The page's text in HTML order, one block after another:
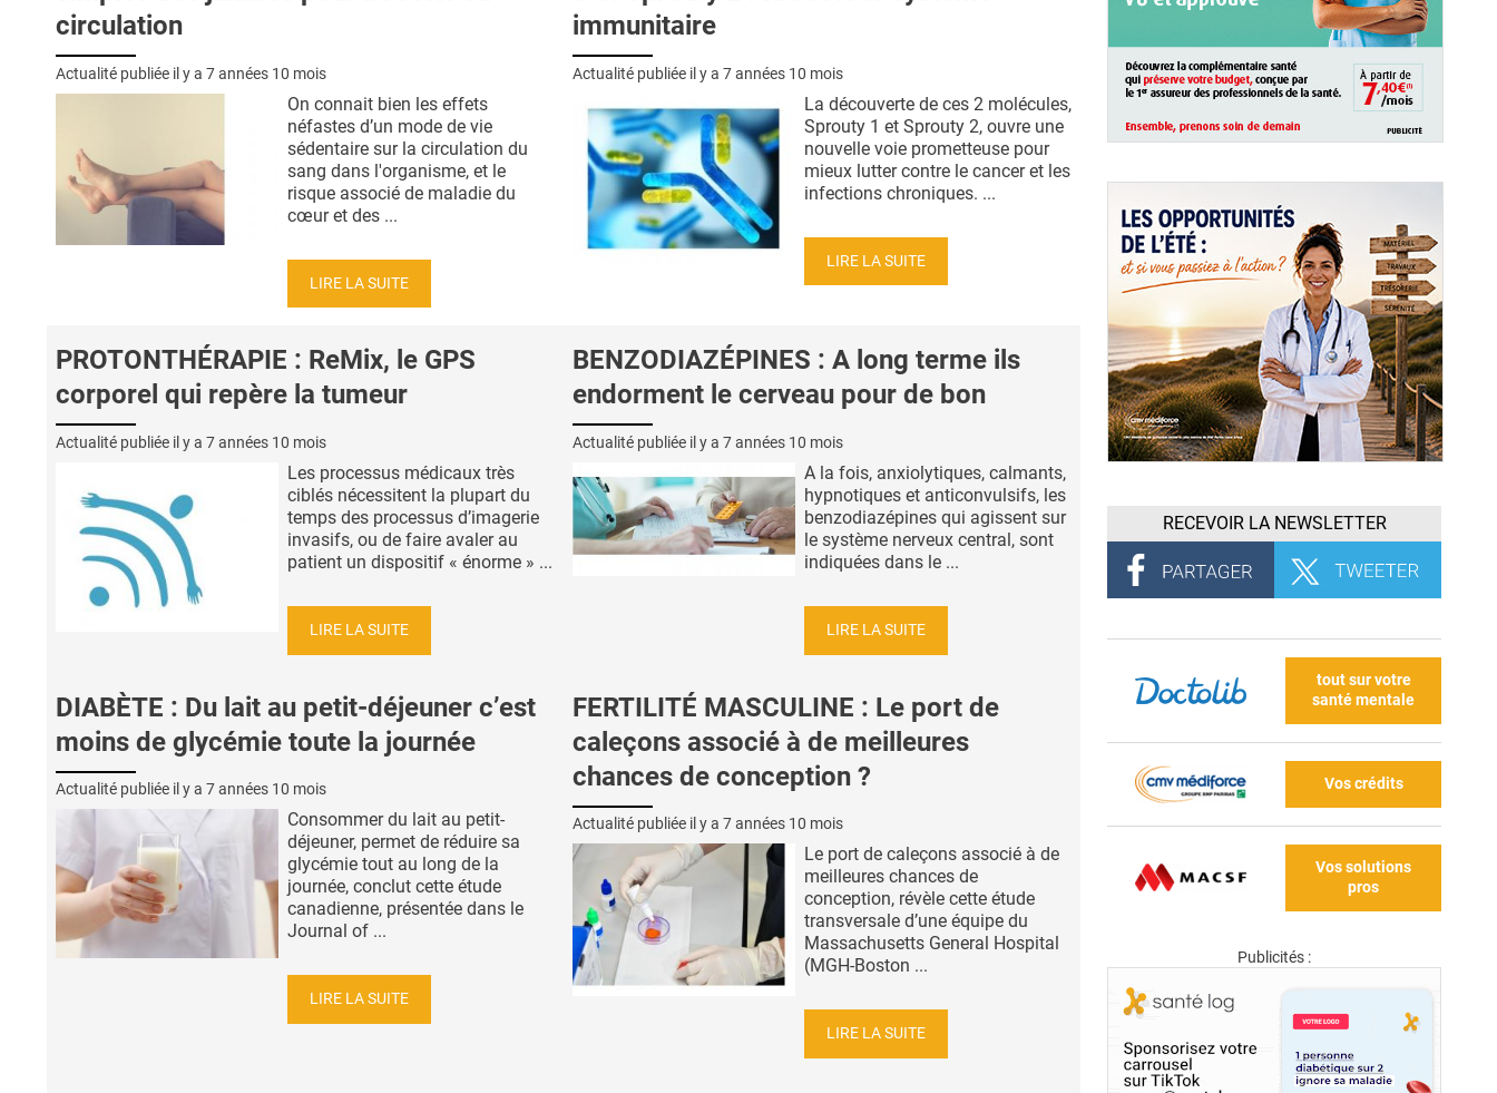
circulation
Actualité publiée il y a 7 années 10 mois
On connait bien les effets
néfastes d’un mode de vie
sédentaire sur la circulation du
sang dans l'organisme, et le
risque associé de maladie du
cœur et des ...
LIRE LA SUITE
immunitaire
Actualité publiée il y a 7 années 10 mois
La découverte de ces 2 molécules,
Sprouty 1 et Sprouty 2, ouvre une
nouvelle voie prometteuse pour
mieux lutter contre le cancer et les
infections chroniques. ...
LIRE LA SUITE
PROTONTHÉRAPIE : ReMix, le GPS
corporel qui repère la tumeur
Actualité publiée il y a 7 années 10 mois
Les processus médicaux très
ciblés nécessitent la plupart du
temps des processus d’imagerie
invasifs, ou de faire avaler au
patient un dispositif « énorme » ...
LIRE LA SUITE
BENZODIAZÉPINES : A long terme ils
endorment le cerveau pour de bon
Actualité publiée il y a 7 années 10 mois
A la fois, anxiolytiques, calmants,
hypnotiques et anticonvulsifs, les
benzodiazépines qui agissent sur
le système nerveux central, sont
indiquées dans le ...
LIRE LA SUITE
DIABÈTE : Du lait au petit-déjeuner c’est
moins de glycémie toute la journée
Actualité publiée il y a 7 années 10 mois
Consommer du lait au petit-
déjeuner, permet de réduire sa
glycémie tout au long de la
journée, conclut cette étude
canadienne, présentée dans le
Journal of ...
LIRE LA SUITE
FERTILITÉ MASCULINE : Le port de
caleçons associé à de meilleures
chances de conception ?
Actualité publiée il y a 7 années 10 mois
Le port de caleçons associé à de
meilleures chances de
conception, révèle cette étude
transversale d’une équipe du
Massachusetts General Hospital
(MGH-Boston ...
LIRE LA SUITE
RECEVOIR LA NEWSLETTER
tout sur votre
santé mentale
Vos crédits
Vos solutions
pros
Publicités :